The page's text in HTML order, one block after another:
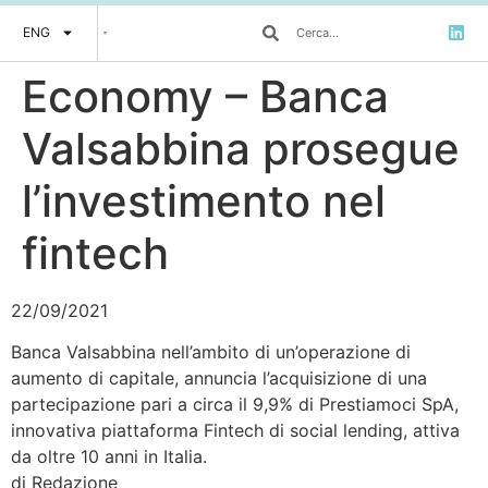
ENG
Economy – Banca
Valsabbina prosegue
l’investimento nel
fintech
22/09/2021
Banca Valsabbina nell’ambito di un’operazione di
aumento di capitale, annuncia l’acquisizione di una
partecipazione pari a circa il 9,9% di Prestiamoci SpA,
innovativa piattaforma Fintech di social lending, attiva
da oltre 10 anni in Italia.
di Redazione